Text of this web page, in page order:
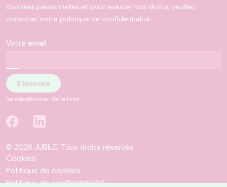
données personnelles et pour exercer vos droits, veuillez
consulter notre politique de confidentialité.
Votre email
Se désabonner de la liste
© 2026 JUBILE. Tous droits réservés
Cookies
Politique de cookies
Politique de confidentialité